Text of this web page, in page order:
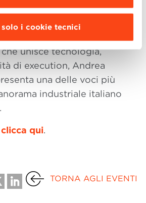
solo i cookie tecnici
ad honorem dall’Università di
unisce tecnologia,
di execution, Andrea
una delle voci più
industriale italiano
clicca qui.
TORNA AGLI EVENTI